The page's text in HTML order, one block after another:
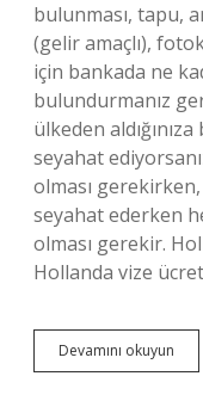
bulunması, tapu,
(gelir amaçlı),
için bankada ne
bulundurmanız
ülkeden
seyahat
olması
seyahat ederken
olması gerekir.
Hollanda vize
Devamını okuyun
Vizesi